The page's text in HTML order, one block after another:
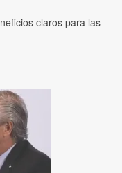
claros para las